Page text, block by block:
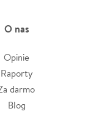
O nas
Opinie
Raporty
darmo
Blog